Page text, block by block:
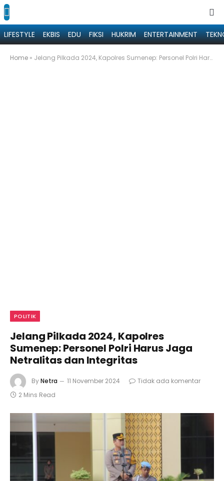
LIFESTYLE EKBIS EDU FIKSI HUKRIM ENTERTAINMENT
Home » Jelang Pilkada 2024, Kapolres Sumenep: Personel Polri Harus Jaga Netralitas dan Integritas
POLITIK
Jelang Pilkada 2024, Kapolres
Sumenep: Personel Polri Harus Jaga
Netralitas dan Integritas
ByNetra 11 November 2024
Tidak ada komentar
2 Mins Read